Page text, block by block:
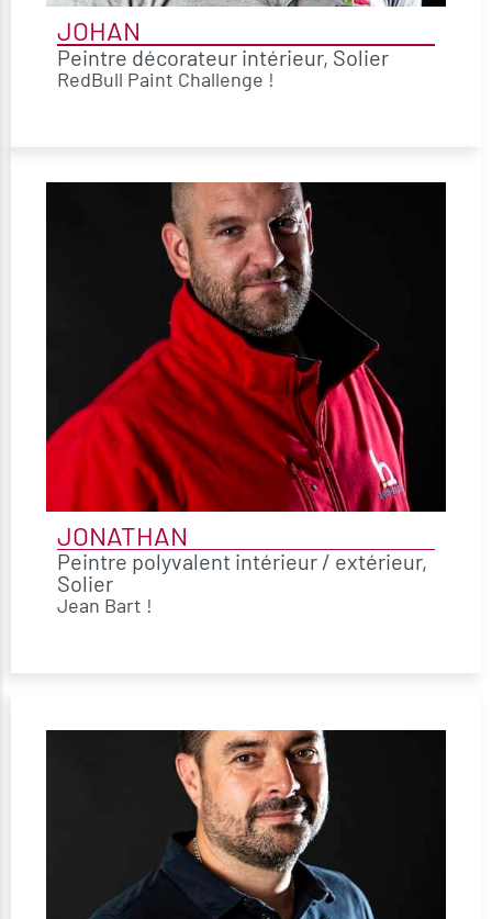
JOHAN
Peintre décorateur intérieur, Solier
RedBull Paint Challenge !
JONATHAN
Peintre polyvalent intérieur / extérieur,
Solier
Jean Bart !